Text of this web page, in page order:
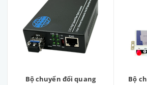
Bộ chuyển đổi quang
Bộ